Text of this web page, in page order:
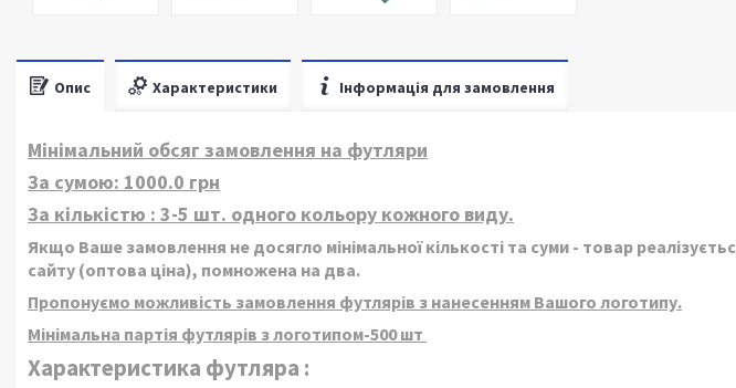
Опис Характеристики Інформація для замовлення
Мінімальний обсяг замовлення на футляри
За сумою: 1000.0 грн
За кількістю : 3-5 шт. одного кольору кожного виду.
Якщо Ваше замовлення не досягло мінімальної кількості та суми - товар
сайту (оптова ціна), помножена на два.
Пропонуємо можливість замовлення футлярів з нанесенням Вашого логотипу.
Мінімальна партія футлярів з логотипом-500 шт
Характеристика футляра :